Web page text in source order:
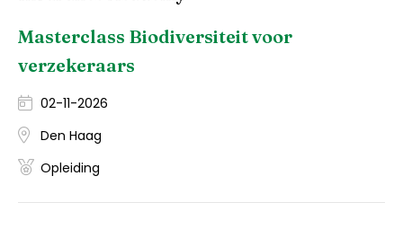
Masterclass Biodiversiteit voor
verzekeraars
02-11-2026
Den Haag
Opleiding